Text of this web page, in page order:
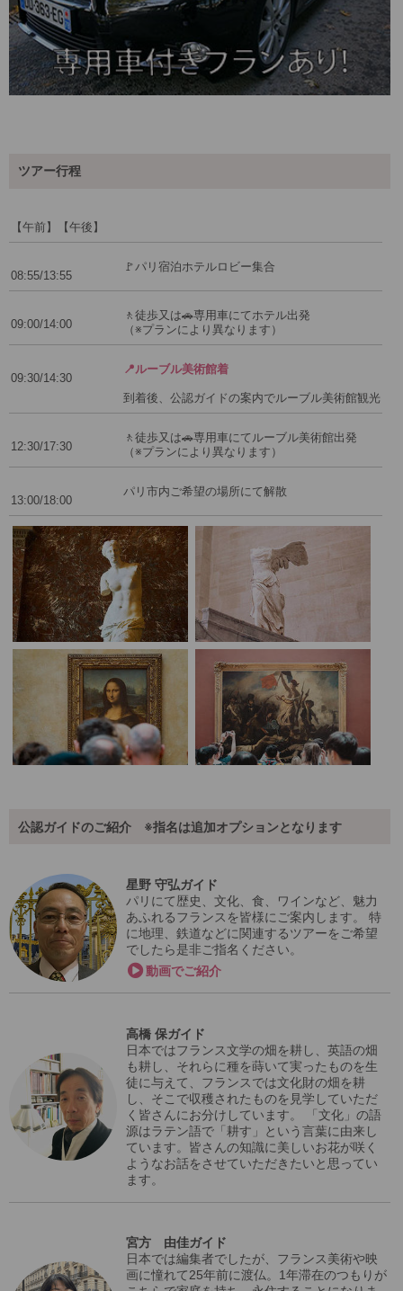
ツアー行程
【午前】【午後】
08:55/13:55
🚩パリ宿泊ホテルロビー集合
09:00/14:00
🚶徒歩又は🚗専用車にてホテル出発
（※プランにより異なります）
09:30/14:30
📍ルーブル美術館着
到着後、公認ガイドの案内でルーブル美術館観光
12:30/17:30
🚶徒歩又は🚗専用車にてルーブル美術館出発
（※プランにより異なります）
13:00/18:00
パリ市内ご希望の場所にて解散
公認ガイドのご紹介 ※指名は追加オプションとなります
星野 守弘ガイド
パリにて歴史、文化、食、ワインなど、魅力
あふれるフランスを皆様にご案内します。 特
に地理、鉄道などに関連するツアーをご希望
でしたら是非ご指名ください。
動画でご紹介
高橋 保ガイド
日本ではフランス文学の畑を耕し、英語の畑
も耕し、それらに種を蒔いて実ったものを生
徒に与えて、フランスでは文化財の畑を耕
し、そこで収穫されたものを見学していただ
く皆さんにお分けしています。 「文化」の語
源はラテン語で「耕す」という言葉に由来し
ています。皆さんの知識に美しいお花が咲く
ようなお話をさせていただきたいと思ってい
ます。
宮方 由佳ガイド
日本では編集者でしたが、フランス美術や映
画に憧れて25年前に渡仏。1年滞在のつもりが